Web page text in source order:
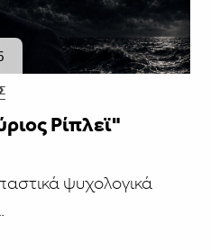
Ρίπλεϊ"
ψυχολογικά